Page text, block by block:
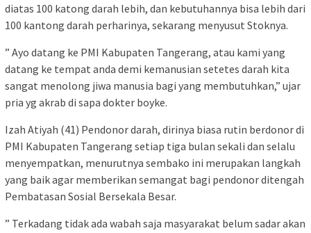
diatas 100 katong darah lebih, dan kebutuhannya bisa lebih dari
100 kantong darah perharinya, sekarang menyusut Stoknya.
” Ayo datang ke PMI Kabupaten Tangerang, atau kami yang
datang ke tempat anda demi kemanusian setetes darah kita
sangat menolong jiwa manusia bagi yang membutuhkan,” ujar
pria yg akrab di sapa dokter boyke.
Izah Atiyah (41) Pendonor darah, dirinya biasa rutin berdonor di
PMI Kabupaten Tangerang setiap tiga bulan sekali dan selalu
menyempatkan, menurutnya sembako ini merupakan langkah
yang baik agar memberikan semangat bagi pendonor ditengah
Pembatasan Sosial Bersekala Besar.
” Terkadang tidak ada wabah saja masyarakat belum sadar akan